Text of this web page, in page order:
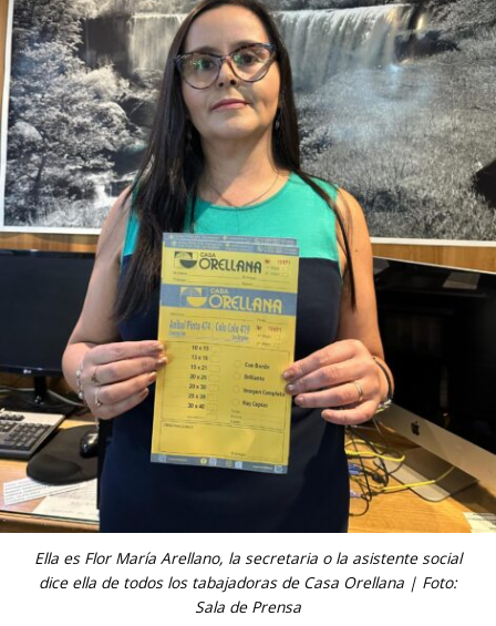
Ella es Flor María Arellano, la secretaria o la asistente social
dice ella de todos los tabajadoras de Casa Orellana | Foto:
Sala de Prensa